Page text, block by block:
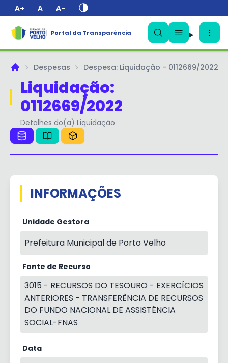
A+ A A-
Portal da Transparência
PrincipalDespesas Despesa: Liquidação - 0112669/2022
Liquidação:
0112669/2022
Detalhes do(a) Liquidação
INFORMAÇÕES
Unidade Gestora
Prefeitura Municipal de Porto Velho
Fonte de Recurso
3015 - RECURSOS DO TESOURO - EXERCÍCIOS
ANTERIORES - TRANSFERÊNCIA DE RECURSOS
DO FUNDO NACIONAL DE ASSISTÊNCIA
SOCIAL-FNAS
Data
✕